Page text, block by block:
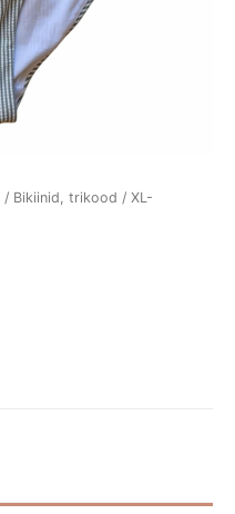
/ Bikiinid, trikood / XL-